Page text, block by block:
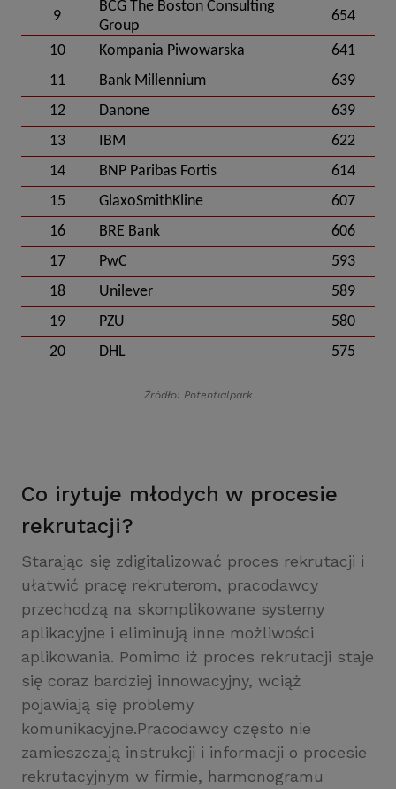
9
BCG The Boston Consulting
Group
654
10 Kompania Piwowarska
641
11
Bank Millennium
639
12
Danone
639
13
IBM
622
14
BNP Paribas Fortis
614
15
GlaxoSmithKline
607
16
BRE Bank
606
17
PwC
593
18
Unilever
589
19
PZU
580
20
DHL 575
Źródło: Potentialpark
Co irytuje młodych w procesie
rekrutacji?
Starając się zdigitalizować proces rekrutacji i
ułatwić pracę rekruterom, pracodawcy
przechodzą na skomplikowane systemy
aplikacyjne i eliminują inne możliwości
aplikowania. Pomimo iż proces rekrutacji staje
się coraz bardziej innowacyjny, wciąż
pojawiają się problemy
komunikacyjne.Pracodawcy często nie
zamieszczają instrukcji i informacji o procesie
rekrutacyjnym w firmie, harmonogramu